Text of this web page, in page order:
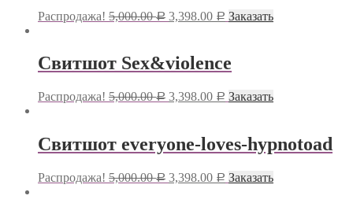
Распродажа! 5,000.00Р 3,398.00 Р Заказать
Свитшот Sex&violence
Распродажа! 5,000.00Р 3,398.00 Р Заказать
Свитшот everyone-loves-hypnotoad
Распродажа! 5,000.00Р 3,398.00 Р Заказать